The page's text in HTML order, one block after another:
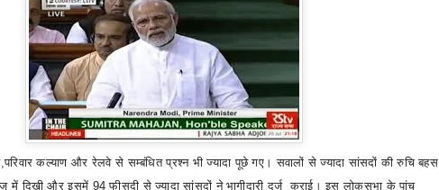
,परिवार कल्याण और रेलवे से सम्बंधित प्रश्न भी ज्यादा पूछे गए। सवालों से ज्यादा सांसदों की रुचि बहस
में दिखी और इसमें 94फीसदी से ज्यादा सांसदों ने भागीदारी दर्ज कराई। इस लोकसभा के पांच